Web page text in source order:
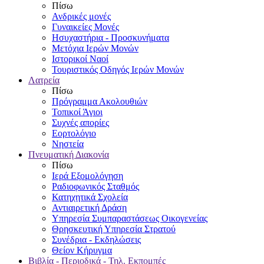
Πίσω
Ανδρικές μονές
Γυναικείες Μονές
Ησυχαστήρια - Προσκυνήματα
Μετόχια Ιερών Μονών
Ιστορικοί Ναοί
Τουριστικός Οδηγός Ιερών Μονών
Λατρεία
Πίσω
Πρόγραμμα Ακολουθιών
Τοπικοί Άγιοι
Συχνές απορίες
Εορτολόγιο
Νηστεία
Πνευματική Διακονία
Πίσω
Ιερά Εξομολόγηση
Ραδιοφωνικός Σταθμός
Κατηχητικά Σχολεία
Αντιαιρετική Δράση
Υπηρεσία Συμπαραστάσεως Οικογενείας
Θρησκευτική Υπηρεσία Στρατού
Συνέδρια - Εκδηλώσεις
Θείον Κήρυγμα
Βιβλία - Περιοδικά - Τηλ. Εκπομπές